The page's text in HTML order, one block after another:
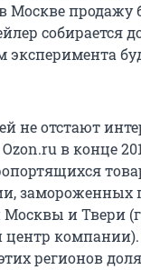
Москве
собирается
эксперимента
не отстают
в конце
замороженных
и Твери
регионов